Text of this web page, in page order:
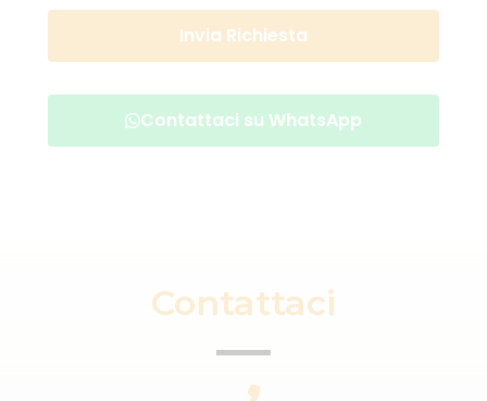
Invia Richiesta
Contattaci su WhatsApp
Contattaci